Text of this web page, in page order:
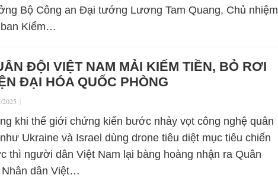
Bộ Công an Đại tướng Lương Tam Quang, Chủ nhiệm
Kiểm…
ĐỘI VIỆT NAM MẢI KIẾM TIỀN, BỎ RƠI
ĐẠI HÓA QUỐC PHÒNG
2025 |
khi thế giới chứng kiến bước nhảy vọt công nghệ quân
Ukraine và Israel dùng drone tiêu diệt mục tiêu chiến
thì người dân Việt Nam lại bàng hoàng nhận ra Quân
Nhân dân Việt…